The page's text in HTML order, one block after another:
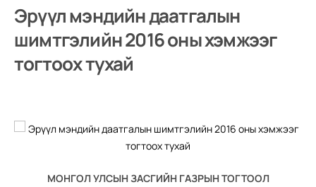
Эрүүл мэндийн даатгалын
шимтгэлийн 2016 оны хэмжээг
тогтоох тухай
МОНГОЛ УЛСЫН ЗАСГИЙН ГАЗРЫН ТОГТООЛ